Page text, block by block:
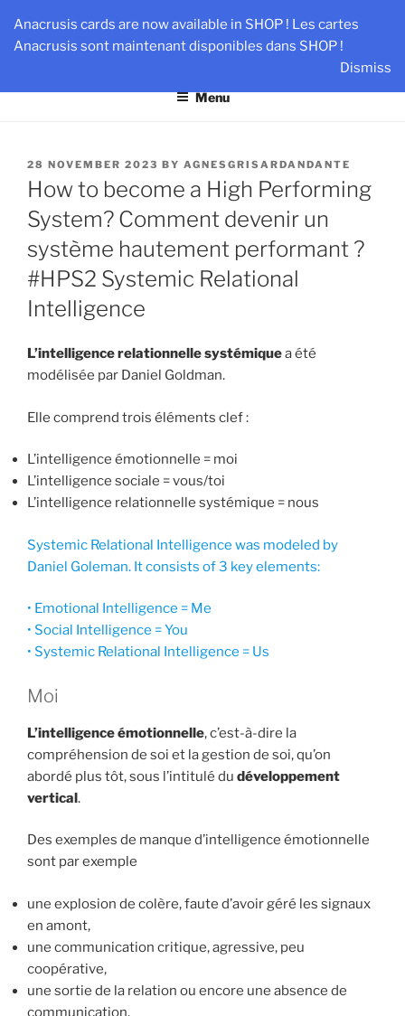
Anacrusis cards are now available in SHOP ! Les cartes
Anacrusis sont maintenant disponibles dans SHOP !
Dismiss
content
AN-DANTE
Team & Leader Performance via Harmonized Relationship
Menu
POSTED
ON
28 NOVEMBER 2023 BY AGNESGRISARDANDANTE
How to become a High Performing
System? Comment devenir un
système hautement performant ?
#HPS2 Systemic Relational
Intelligence
L’intelligence relationnelle systémiquea été
modélisée par Daniel Goldman.
Elle comprend trois éléments clef :
L’intelligence émotionnelle = moi
L’intelligence sociale = vous/toi
L’intelligence relationnelle systémique = nous
Systemic Relational Intelligence was modeled by
Daniel Goleman. It consists of 3 key elements:
• Emotional Intelligence = Me
• Social Intelligence = You
• Systemic Relational Intelligence = Us
Moi
L’intelligence émotionnelle, c’est-à-dire la
compréhension de soi et la gestion de soi, qu’on
abordé plus tôt, sous l’intitulé du développement
vertical.
Des exemples de manque d’intelligence émotionnelle
sont par exemple
une explosion de colère, faute d’avoir géré les signaux
en amont,
une communication critique, agressive, peu
coopérative,
une sortie de la relation ou encore une absence de
communication,